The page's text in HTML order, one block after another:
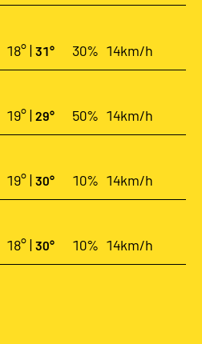
18° | 31° 30% 14km/h
19° | 29° 50% 14km/h
19° | 30° 10% 14km/h
18° | 30° 10% 14km/h